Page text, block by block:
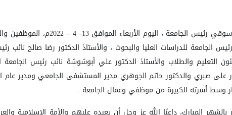
، اليوم الأربعاء الموافق 13- 4 – 2022م، الموظفين
الجامعة للدراسات العليا والبحوث ، والأستاذ الدكتور رضا صالح نائب
التعليم والطلاب والأستاذ الدكتور علي أبوشوشة نائب رئيس
على صبري والدكتور حاتم الجوهري مدير المستشفى الجامعي ومدير عام
وسط أسرته الكبيرة من موظفي وعمال الجامعة .